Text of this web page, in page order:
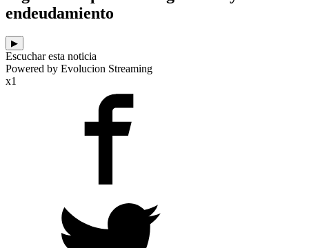
endeudamiento
▶
Escuchar esta noticia
Powered by Evolucion Streaming
x1